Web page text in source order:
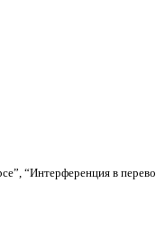
“Интерференция в